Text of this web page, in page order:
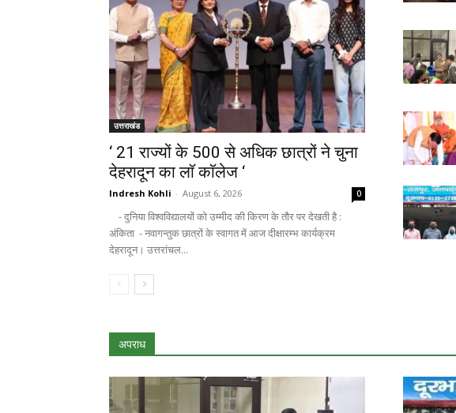
उत्तराखंड
‘ 21 राज्यों के 500 से अधिक छात्रों ने चुना
देहरादून का लाॅ काॅलेज ‘
Indresh Kohli - August 6, 2026 0
- दुनिया विश्वविद्यालयों को उम्मीद की किरण के तौर पर देखती है :
अंकिता - नवागन्तुक छात्रों के स्वागत में आज दीक्षारम्भ कार्यक्रम
देहरादून। उत्तरांचल...
अपराध